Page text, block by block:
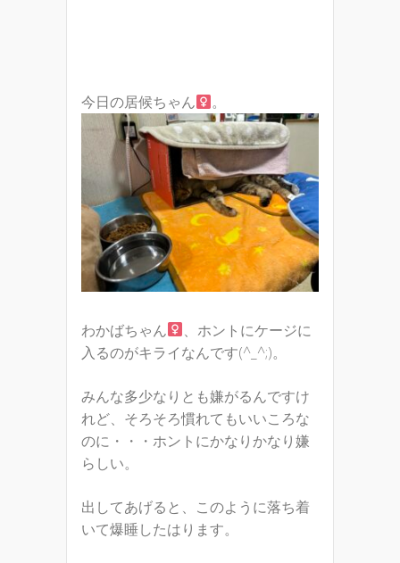
今日の居候ちゃん 。
わかばちゃん
、ホントにケージに
入るのがキライなんです(^_^;)。
みんな多少なりとも嫌がるんですけ
れど、そろそろ慣れてもいいころな
のに・・・ホントにかなりかなり嫌
らしい。
出してあげると、このように落ち着
いて爆睡したはります。